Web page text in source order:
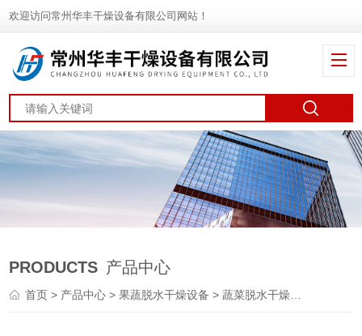
欢迎访问常州华丰干燥设备有限公司网站！
PRODUCTS 产品中心
首页> 产品中心 >果蔬脱水干燥设备 >蔬菜脱水干燥机